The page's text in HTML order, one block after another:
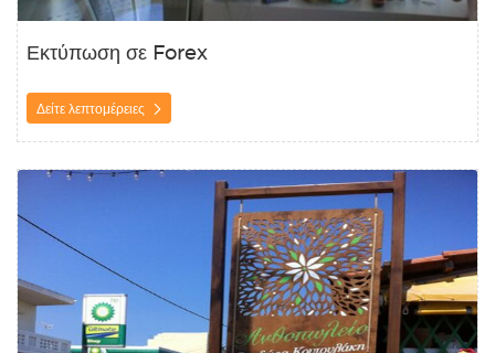
Εκτύπωση σε Forex
Δείτε λεπτομέρειες
Δείτε λεπτομέρειες Εκτύπωση σε ξύλο